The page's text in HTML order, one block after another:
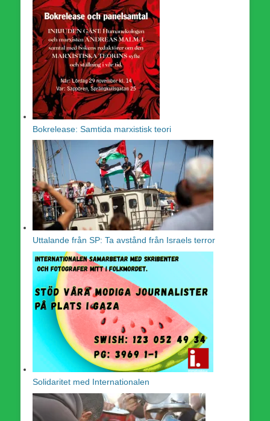
Bokrelease: Samtida marxistisk teori
Uttalande från SP: Ta avstånd från Israels terror
Solidaritet med Internationalen